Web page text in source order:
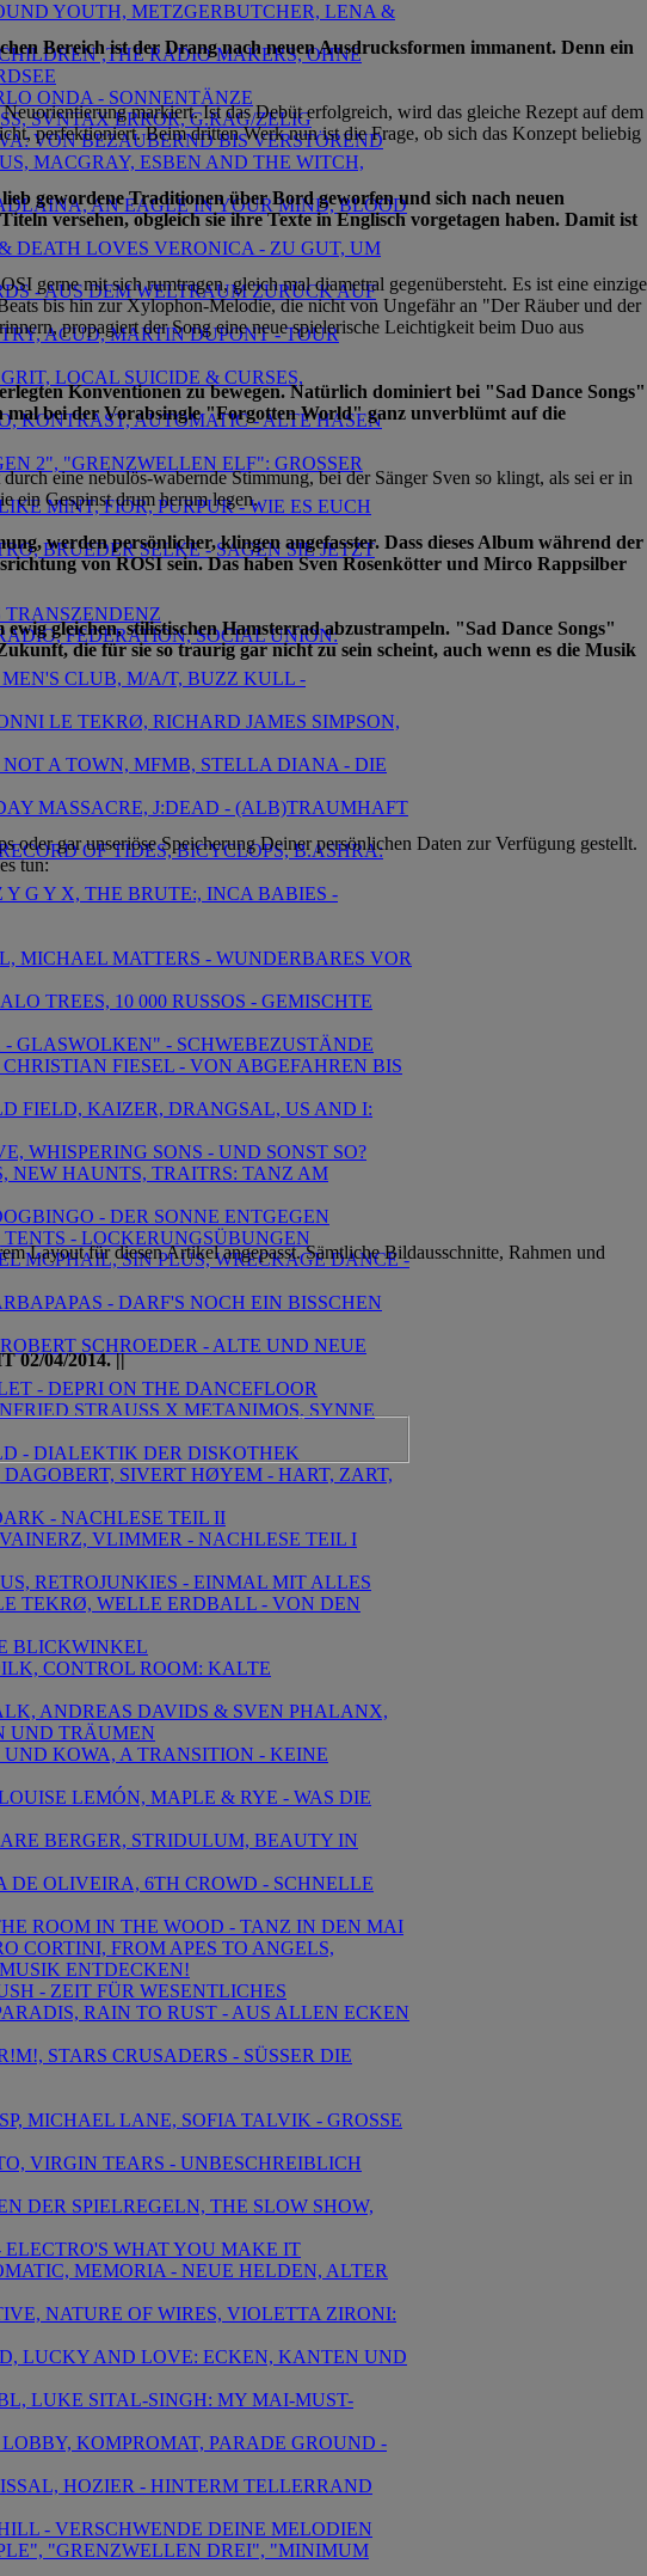
YOUTH, METZGERBUTCHER, LENA &
,THE RADIO MAKERS, OHNE
ONDA - SONNENTÄNZE
SVNTAX ERROR, G.RAG/ZELIG
VON BEZAUBERND BIS VERSTÖREND
MACGRAY, ESBEN AND THE WITCH,
AN EAGLE IN YOUR MIND, BLOOD
DEATH LOVES VERONICA - ZU GUT, UM
- AUS DEM WELTRAUM ZURÜCK AUF
ACUD, MARTIN DUPONT - TOUR
LOCAL SUICIDE & CURSES,
KONTRAST, AUTOMATIC - ALTE HASEN
2", "GRENZWELLEN ELF": GROSSER
MINT, FIOR, PURPUR - WIE ES EUCH
BRUEDER SELKE - SAGEN SIE JETZT
FEDERATION, SOCIAL UNION:
CLUB, M/A/T, BUZZ KULL -
LE TEKRØ, RICHARD JAMES SIMPSON,
A TOWN, MFMB, STELLA DIANA - DIE
MASSACRE, J:DEAD - (ALB)TRAUMHAFT
OF TIDES, BICYCLOPS, B.ASHRA:
Y G Y X, THE BRUTE:, INCA BABIES -
MICHAEL MATTERS - WUNDERBARES VOR
TREES, 10 000 RUSSOS - GEMISCHTE
GLASWOLKEN" - SCHWEBEZUSTÄNDE
FIESEL - VON ABGEFAHREN BIS
FIELD, KAIZER, DRANGSAL, US AND I:
WHISPERING SONS - UND SONST SO?
NEW HAUNTS, TRAITRS: TANZ AM
- DER SONNE ENTGEGEN
- LOCKERUNGSÜBUNGEN
MCPHAIL, SIN PLUS, WRECKAGE DANCE -
- DARF'S NOCH EIN BISSCHEN
SCHROEDER - ALTE UND NEUE
- DEPRI ON THE DANCEFLOOR
STRAUSS X METANIMOS, SYNNE
- DIALEKTIK DER DISKOTHEK
SIVERT HØYEM - HART, ZART,
- NACHLESE TEIL II
VLIMMER - NACHLESE TEIL I
RETROJUNKIES - EINMAL MIT ALLES
TEKRØ, WELLE ERDBALL - VON DEN
BLICKWINKEL
CONTROL ROOM: KALTE
ANDREAS DAVIDS & SVEN PHALANX,
UND TRÄUMEN
KOWA, A TRANSITION - KEINE
LEMÓN, MAPLE & RYE - WAS DIE
BERGER, STRIDULUM, BEAUTY IN
DE OLIVEIRA, 6TH CROWD - SCHNELLE
ROOM IN THE WOOD - TANZ IN DEN MAI
CORTINI, FROM APES TO ANGELS,
ENTDECKEN!
- ZEIT FÜR WESENTLICHES
RAIN TO RUST - AUS ALLEN ECKEN
STARS CRUSADERS - SÜSSER DIE
MICHAEL LANE, SOFIA TALVIK - GROSSE
VIRGIN TEARS - UNBESCHREIBLICH
DER SPIELREGELN, THE SLOW SHOW,
WHAT YOU MAKE IT
MEMORIA - NEUE HELDEN, ALTER
NATURE OF WIRES, VIOLETTA ZIRONI:
LUCKY AND LOVE: ECKEN, KANTEN UND
LUKE SITAL-SINGH: MY MAI-MUST-
KOMPROMAT, PARADE GROUND -
HOZIER - HINTERM TELLERRAND
- VERSCHWENDE DEINE MELODIEN
"GRENZWELLEN DREI", "MINIMUM
Bereich ist der Drang nach neuen Ausdrucksformen immanent. Denn ein
markiert. Ist das Debüt erfolgreich, wird das gleiche Rezept auf dem
perfektioniert. Beim dritten Werk nun ist die Frage, ob sich das Konzept beliebig
gewordene Traditionen über Bord geworfen und sich nach neuen
versehen, obgleich sie ihre Texte in Englisch vorgetagen haben. Damit ist
gerne mit sich rumtragen, gleich mal diametral gegenübersteht. Es ist eine einzige
bis hin zur Xylophon-Melodie, die nicht von Ungefähr an "Der Räuber und der
propagiert der Song eine neue spielerische Leichtigkeit beim Duo aus
Konventionen zu bewegen. Natürlich dominiert bei "Sad Dance Songs"
bei der Vorabsingle "Forgotten World" ganz unverblümt auf die
eine nebulös-wabernde Stimmung, bei der Sänger Sven so klingt, als sei er in
ein Gespinst drum herum legen.
werden persönlicher, klingen angefasster. Dass dieses Album während der
von ROSI sein. Das haben Sven Rosenkötter und Mirco Rappsilber
gleichen, stilistischen Hamsterrad abzustrampeln. "Sad Dance Songs"
die für sie so traurig gar nicht zu sein scheint, auch wenn es die Musik
gar unseriöse Speicherung Deiner persönlichen Daten zur Verfügung gestellt.
tun:
Layout für diesen Artikel angepasst. Sämtliche Bildausschnitte, Rahmen und
04/2014. ||